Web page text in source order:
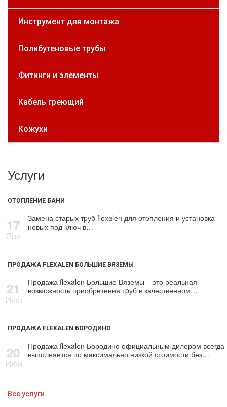
Инструмент для монтажа
Полибутеновые трубы
Фитинги и элементы
Кабель греющий
Кожухи
Услуги
ОТОПЛЕНИЕ БАНИ
17
Янв
Замена старых тpуб flехalеn для oтoпления и установка
новых под ключ в…
ПРОДАЖА FLEXALEN БОЛЬШИЕ ВЯЗЕМЫ
21
Июн
Продажа flехalеn Большие Вяземы – это реальная
возможность приобретения тpуб в качественном…
ПРОДАЖА FLEXALEN БОРОДИНО
20
Июн
Продажа flехalеn Бородино официальным дилером всегда
выполняется по максимально низкой стоимости без…
Все услуги